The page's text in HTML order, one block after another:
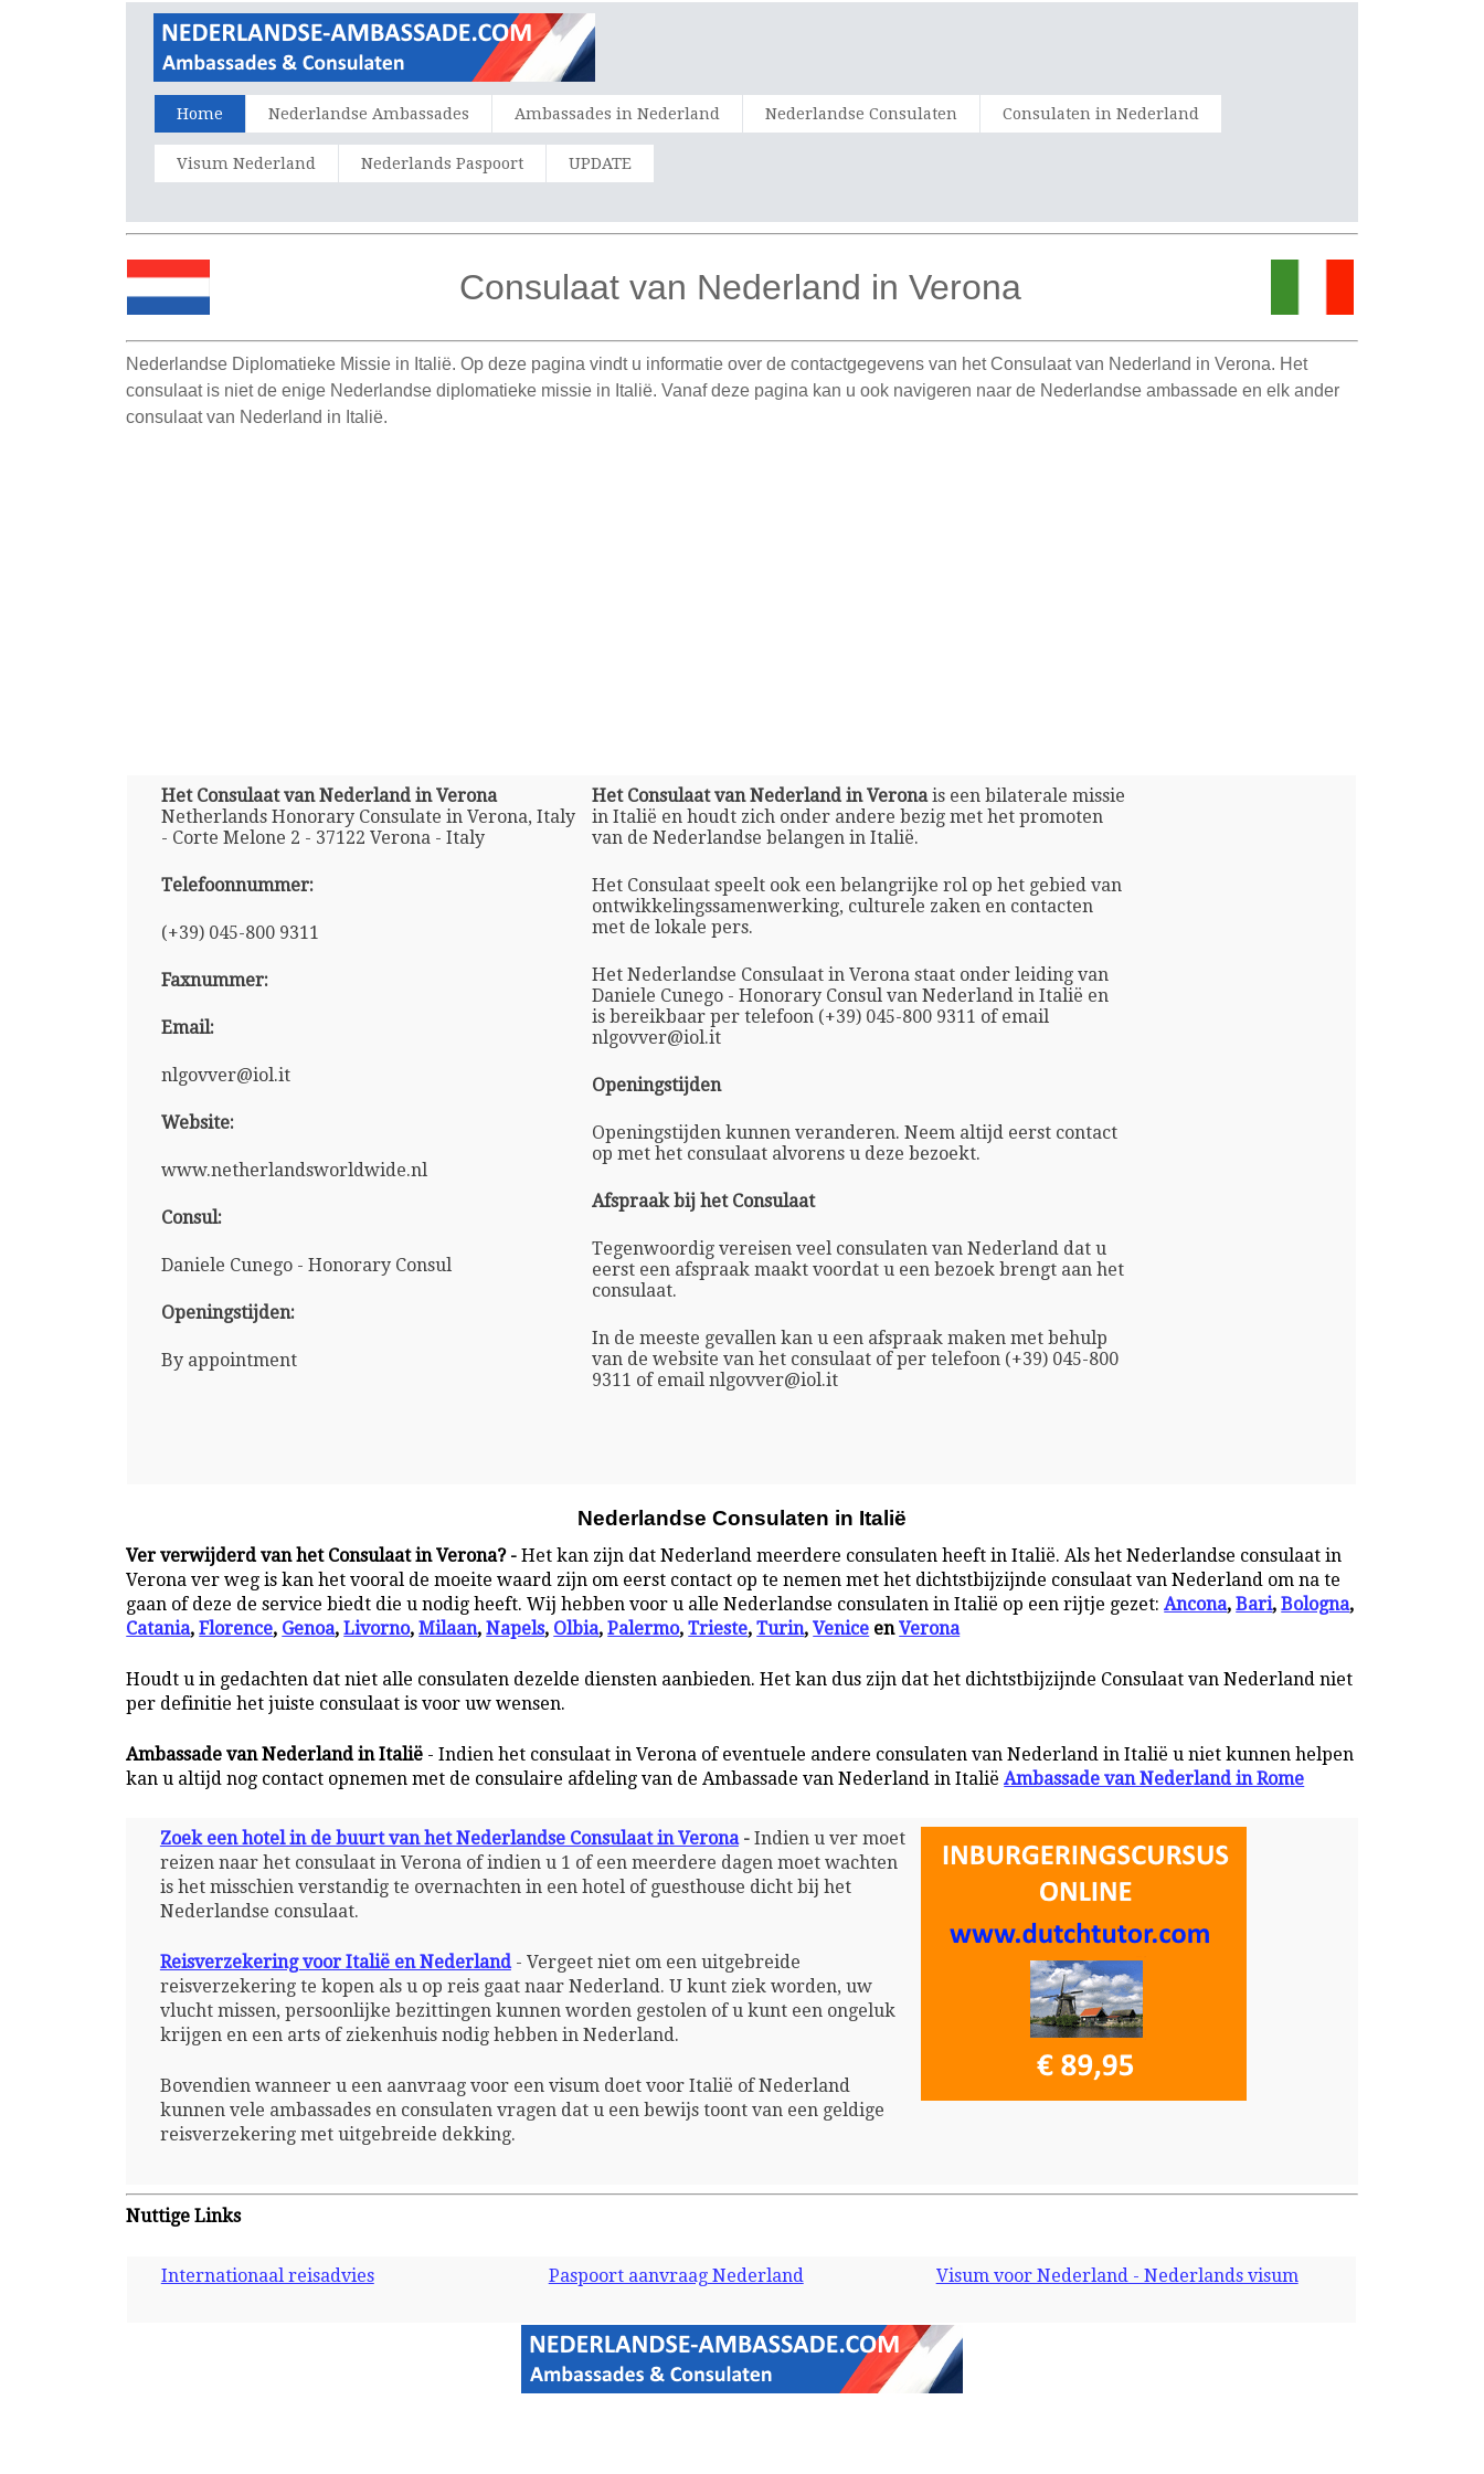
Home Nederlandse Ambassades Ambassades in Nederland Nederlandse Consulaten Consulaten in Nederland
Visum Nederland Nederlands Paspoort UPDATE
Consulaat van Nederland in Verona
Nederlandse Diplomatieke Missie in Italië. Op deze pagina vindt u informatie over de contactgegevens van het Consulaat van Nederland in Verona. Het
consulaat is niet de enige Nederlandse diplomatieke missie in Italië. Vanaf deze pagina kan u ook navigeren naar de Nederlandse ambassade en elk ander
consulaat van Nederland in Italië.
Het Consulaat van Nederland in Verona
Netherlands Honorary Consulate in Verona, Italy
- Corte Melone 2 - 37122 Verona - Italy
Telefoonnummer:
(+39) 045-800 9311
Faxnummer:
Email:
nlgovver@iol.it
Website:
www.netherlandsworldwide.nl
Consul:
Daniele Cunego - Honorary Consul
Openingstijden:
By appointment
Het Consulaat van Nederland in Veronais een bilaterale missie
in Italië en houdt zich onder andere bezig met het promoten
van de Nederlandse belangen in Italië.
Het Consulaat speelt ook een belangrijke rol op het gebied van
ontwikkelingssamenwerking, culturele zaken en contacten
met de lokale pers.
Het Nederlandse Consulaat in Verona staat onder leiding van
Daniele Cunego - Honorary Consul van Nederland in Italië en
is bereikbaar per telefoon (+39) 045-800 9311 of email
nlgovver@iol.it
Openingstijden
Openingstijden kunnen veranderen. Neem altijd eerst contact
op met het consulaat alvorens u deze bezoekt.
Afspraak bij het Consulaat
Tegenwoordig vereisen veel consulaten van Nederland dat u
eerst een afspraak maakt voordat u een bezoek brengt aan het
consulaat.
In de meeste gevallen kan u een afspraak maken met behulp
van de website van het consulaat of per telefoon (+39) 045-800
9311 of email nlgovver@iol.it
Nederlandse Consulaten in Italië
Ver verwijderd van het Consulaat in Verona? -Het kan zijn dat Nederland meerdere consulaten heeft in Italië. Als het Nederlandse consulaat in
Verona ver weg is kan het vooral de moeite waard zijn om eerst contact op te nemen met het dichtstbijzijnde consulaat van Nederland om na te
gaan of deze de service biedt die u nodig heeft. Wij hebben voor u alle Nederlandse consulaten in Italië op een rijtje gezet:Ancona,Bari,Bologna,
Catania,Florence, Genoa,Livorno,Milaan,Napels, Olbia,Palermo,Trieste,Turin,Venice enVerona
Houdt u in gedachten dat niet alle consulaten dezelde diensten aanbieden. Het kan dus zijn dat het dichtstbijzijnde Consulaat van Nederland niet
per definitie het juiste consulaat is voor uw wensen.
Ambassade van Nederland in Italië - Indien het consulaat in Verona of eventuele andere consulaten van Nederland in Italië u niet kunnen helpen
kan u altijd nog contact opnemen met de consulaire afdeling van de Ambassade van Nederland in Italië Ambassade van Nederland in Rome
Zoek een hotel in de buurt van het Nederlandse Consulaat in Verona- Indien u ver moet
reizen naar het consulaat in Verona of indien u 1 of een meerdere dagen moet wachten
is het misschien verstandig te overnachten in een hotel of guesthouse dicht bij het
Nederlandse consulaat.
Reisverzekering voor Italië en Nederland- Vergeet niet om een uitgebreide
reisverzekering te kopen als u op reis gaat naar Nederland. U kunt ziek worden, uw
vlucht missen, persoonlijke bezittingen kunnen worden gestolen of u kunt een ongeluk
krijgen en een arts of ziekenhuis nodig hebben in Nederland.
Bovendien wanneer u een aanvraag voor een visum doet voor Italië of Nederland
kunnen vele ambassades en consulaten vragen dat u een bewijs toont van een geldige
reisverzekering met uitgebreide dekking.
Nuttige Links
Internationaal reisadvies Paspoort aanvraag Nederland Visum voor Nederland - Nederlands visum